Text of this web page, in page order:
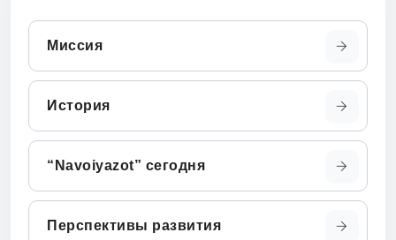
Миссия
История
“Navoiyazot” сегодня
Перспективы развития